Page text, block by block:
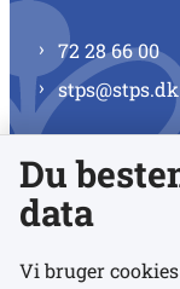
72 28 66 00
stps@stps.dk
Se alle
Du
data
Vi bruger